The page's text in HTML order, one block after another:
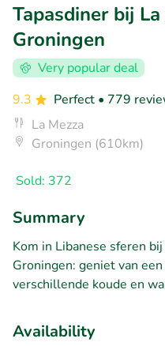
Tapasdiner bij
Groningen
Very popular deal
9.3
Perfect • 779
La Mezza
Groningen (610km)
Sold: 372
Summary
Kom in Libanese sferen
Groningen: geniet van
verschillende koude en
Availability